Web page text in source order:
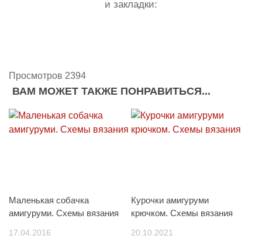
и закладки:
Просмотров 2394
ВАМ МОЖЕТ ТАКЖЕ ПОНРАВИТЬСЯ...
Маленькая собачка
амигуруми. Схемы вязания
17.04.2016
Курочки амигуруми
крючком. Схемы вязания
20.10.2021